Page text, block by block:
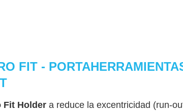
FIT -
Fit Holder a reduce la excentricidad (run-